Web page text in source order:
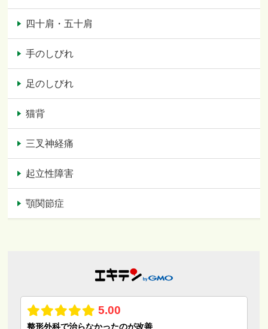
四十肩・五十肩
手のしびれ
足のしびれ
猫背
三叉神経痛
起立性障害
顎関節症